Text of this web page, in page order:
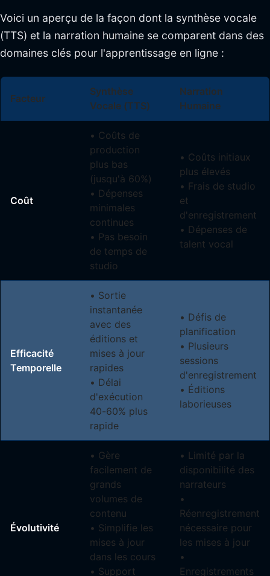
Voici un aperçu de la façon dont la synthèse vocale
(TTS) et la narration humaine se comparent dans des
domaines clés pour l'apprentissage en ligne :
Facteur
Synthèse
Vocale (TTS)
Narration
Humaine
Coût
• Coûts de
production
plus bas
(jusqu'à 60%)
• Dépenses
minimales
continues
• Pas besoin
de temps de
studio
• Coûts initiaux
plus élevés
• Frais de studio
et
d'enregistrement
• Dépenses de
talent vocal
Efficacité
Temporelle
• Sortie
instantanée
avec des
éditions et
mises à jour
rapides
• Délai
d'exécution
40-60% plus
rapide
• Défis de
planification
• Plusieurs
sessions
d'enregistrement
• Éditions
laborieuses
Évolutivité
• Gère
facilement de
grands
volumes de
contenu
• Simplifie les
mises à jour
dans les cours
• Support
• Limité par la
disponibilité des
narrateurs
•
Réenregistrement
nécessaire pour
les mises à jour
•
Enregistrements